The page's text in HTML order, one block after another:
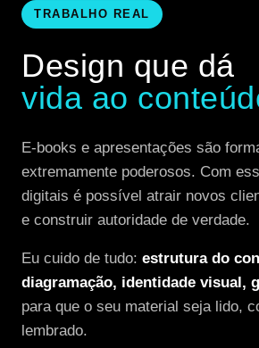
TRABALHO REAL
Design que dá
vida ao
E-books e apresentações são
extremamente poderosos. Com
digitais é possível atrair novos
e construir autoridade de verdade.
Eu cuido de tudo: estrutura do
diagramação, identidade visual,
para que o seu material seja lido,
lembrado.